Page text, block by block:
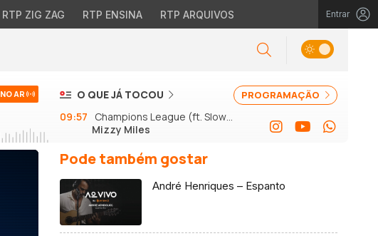
RTP ZIG ZAG RTP ENSINA RTP ARQUIVOS Entrar
NO AR PROGRAMAÇÃO
O QUE JÁ TOCOU
09:57
Champions League (ft. Slow J
e GSon)
Mizzy Miles
Pode também gostar
André Henriques – Espanto